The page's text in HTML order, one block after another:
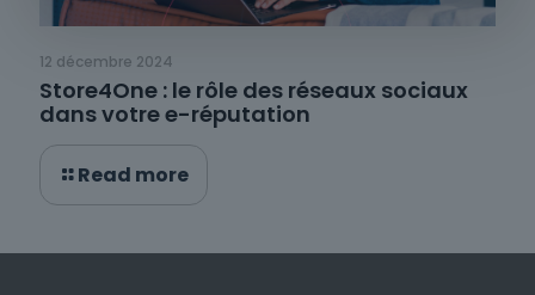
12 décembre 2024
Store4One : le rôle des réseaux sociaux
dans votre e-réputation
Read more